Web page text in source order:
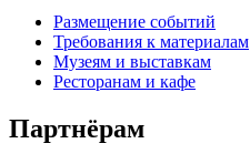
Размещение событий
Требования к материалам
Музеям и выставкам
Ресторанам и кафе
Партнёрам